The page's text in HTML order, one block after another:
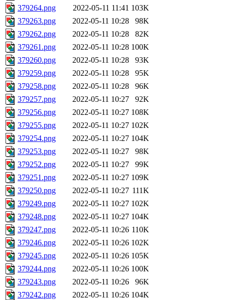
379264.png
2022-05-11 11:41 103K
379263.png
2022-05-11 10:28
98K
379262.png
2022-05-11 10:28
82K
379261.png
2022-05-11 10:28 100K
379260.png
2022-05-11 10:28
93K
379259.png
2022-05-11 10:28
95K
379258.png
2022-05-11 10:28
96K
379257.png
2022-05-11 10:27
92K
379256.png
2022-05-11 10:27 108K
379255.png
2022-05-11 10:27 102K
379254.png
2022-05-11 10:27 104K
379253.png
2022-05-11 10:27
98K
379252.png
2022-05-11 10:27
99K
379251.png
2022-05-11 10:27 109K
379250.png
2022-05-11 10:27 111K
379249.png
2022-05-11 10:27 102K
379248.png
2022-05-11 10:27 104K
379247.png
2022-05-11 10:26 110K
379246.png
2022-05-11 10:26 102K
379245.png
2022-05-11 10:26 105K
379244.png
2022-05-11 10:26 100K
379243.png
2022-05-11 10:26
96K
379242.png
2022-05-11 10:26 104K